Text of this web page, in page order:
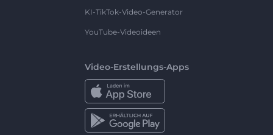
KI-TikTok-Video-Generator
YouTube-Videoideen
Video-Erstellungs-Apps